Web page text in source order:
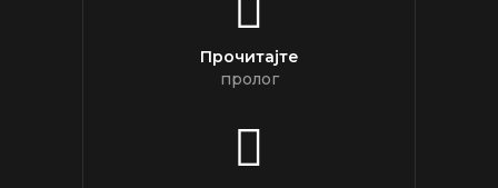
Прочитајте
пролог